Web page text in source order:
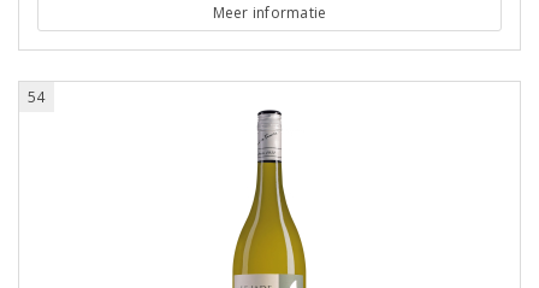
Meer informatie
54